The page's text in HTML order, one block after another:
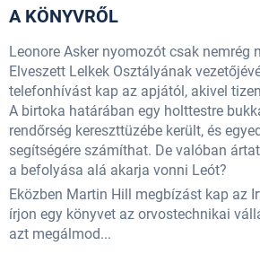
A KÖNYVRŐL
Leonore Asker nyomozót csak nemrég
Elveszett Lelkek Osztályának
telefonhívást kap az apjától, akivel
A birtoka határában egy holttestre
rendőrség kereszttüzébe került, és
segítségére számíthat. De valóban
a befolyása alá akarja vonni Leót?
Eközben Martin Hill megbízást kap az
írjon egy könyvet az orvostechnikai
azt megálmod...